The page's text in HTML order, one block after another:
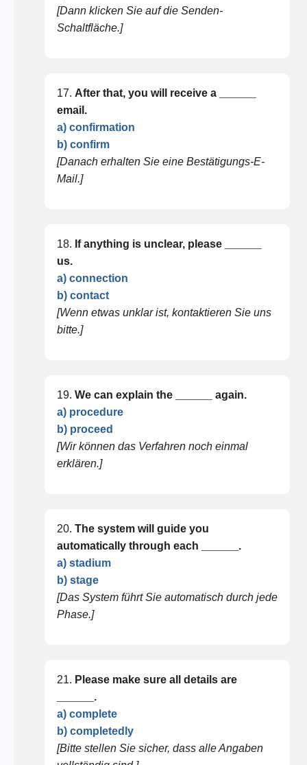
[Dann klicken Sie auf die Senden-
Schaltfläche.]
17. After that, you will receive a
email.
a) confirmation
b) confirm
[Danach erhalten Sie eine Bestätigungs-E-
Mail.]
18. If anything is unclear, please
us.
a) connection
b) contact
[Wenn etwas unklar ist, kontaktieren Sie uns
bitte.]
19. We can explain the
again.
a) procedure
b) proceed
[Wir können das Verfahren noch einmal
erklären.]
20. The system will guide you
automatically through each
.
a) stadium
b) stage
[Das System führt Sie automatisch durch jede
Phase.]
21. Please make sure all details are
.
a) complete
b) completedly
[Bitte stellen Sie sicher, dass alle Angaben